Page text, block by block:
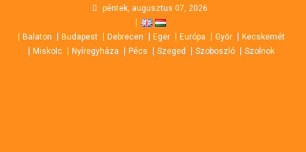
content
péntek, augusztus 07, 2026
Balaton Budapest Debrecen Eger Európa Győr
Kecskemét
Miskolc
Nyíregyháza Pécs Szeged Szoboszló Szolnok